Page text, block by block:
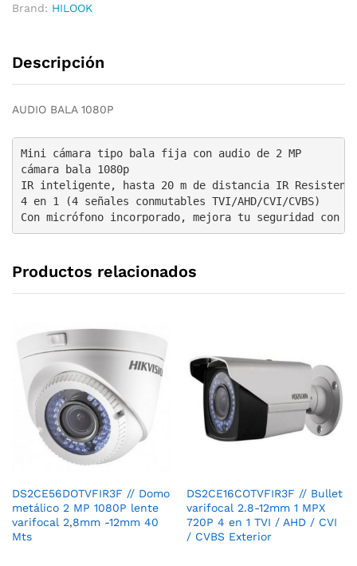
Brand: HILOOK
Descripción
AUDIO BALA 1080P
Mini cámara tipo bala fija con audio de 2 MP
cámara bala 1080p
IR inteligente, hasta 20 m de distancia IR
4 en 1 (4 señales conmutables TVI/AHD/CVI/CVBS)
Con micrófono incorporado, mejora tu seguridad con
Productos relacionados
DS2CE56DOTVFIR3F // Domo
metálico 2 MP 1080P lente
varifocal 2,8mm -12mm 40
Mts
DS2CE16COTVFIR3F // Bullet
varifocal 2.8-12mm 1 MPX
720P 4 en 1 TVI / AHD / CVI
/ CVBS Exterior